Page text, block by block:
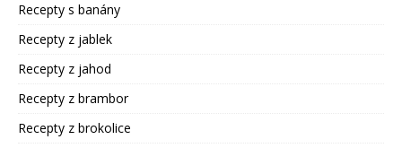
Recepty s banány
Recepty z jablek
Recepty z jahod
Recepty z brambor
Recepty z brokolice